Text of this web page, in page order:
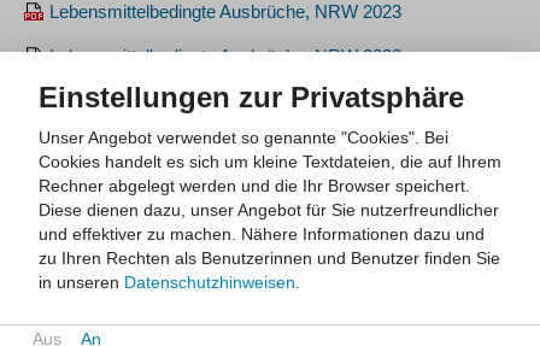
Lebensmittelbedingte Ausbrüche, NRW 2023
Lebensmittelbedingte Ausbrüche, NRW 2022
Lebensmittelbedingte Ausbrüche, NRW 2021
Lebensmittelbedingte Ausbrüche, NRW 2020
Richtiger Umgang mit Lebensmitteln im
Privathaushalt – Informationen und Tipps zur
Vermeidung von Lebensmittelinfektionen
Arbeitsschutz Nordrhein-Westfalen (LfGA NRW) knapp 24.000
Einstellungen zur Privatsphäre
Unser Angebot verwendet so genannte "Cookies". Bei
Cookies handelt es sich um kleine Textdateien, die auf Ihrem
Rechner abgelegt werden und die Ihr Browser speichert.
Diese dienen dazu, unser Angebot für Sie nutzerfreundlicher
und effektiver zu machen. Nähere Informationen dazu und
zu Ihren Rechten als Benutzerinnen und Benutzer finden Sie
in unseren Datenschutzhinweisen.